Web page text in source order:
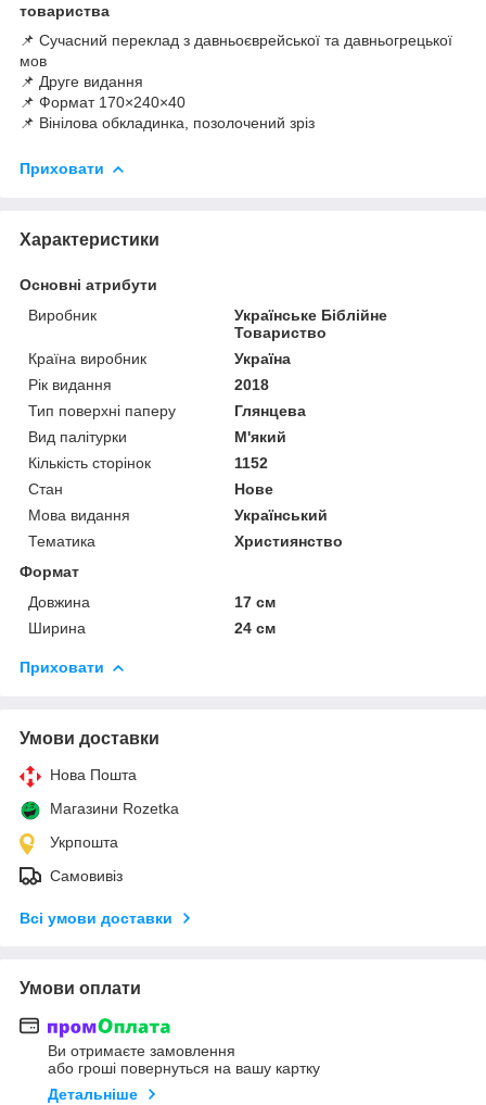
товариства
📌 Сучасний переклад з давньоєврейської та давньогрецької
мов
📌 Друге видання
📌 Формат 170×240×40
📌 Вінілова обкладинка, позолочений зріз
Приховати
Характеристики
Основні атрибути
Виробник
Українське Біблійне
Товариство
Країна виробник
Україна
Рік видання
2018
Тип поверхні паперу
Глянцева
Вид палітурки
М'який
Кількість сторінок
1152
Стан
Нове
Мова видання
Український
Тематика
Християнство
Формат
Довжина
17 см
Ширина
24 см
Приховати
Умови доставки
Нова Пошта
Магазини Rozetka
Укрпошта
Самовивіз
Всі умови доставки
Умови оплати
Ви отримаєте замовлення
або гроші повернуться на вашу картку
Детальніше